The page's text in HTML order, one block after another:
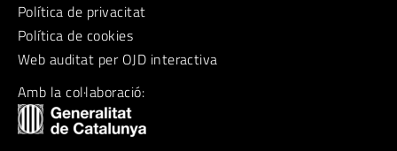
Política de privacitat
Política de cookies
Web auditat per OJD interactiva
Amb la col·laboració: